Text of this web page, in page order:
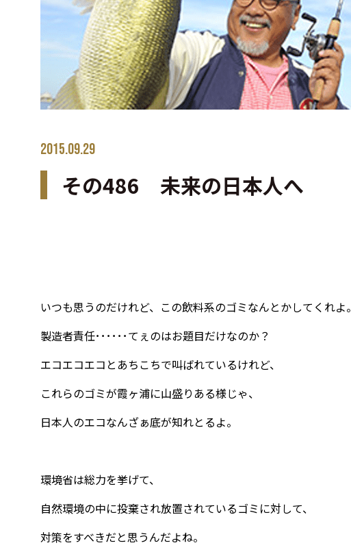
2015.09.29
その486 未来の日本人へ
いつも思うのだけれど、この飲料系のゴミなんとかしてくれよ。
製造者責任･･････てぇのはお題目だけなのか？
エコエコエコとあちこちで叫ばれているけれど、
これらのゴミが霞ヶ浦に山盛りある様じゃ、
日本人のエコなんざぁ底が知れとるよ。
環境省は総力を挙げて、
自然環境の中に投棄され放置されているゴミに対して、
対策をすべきだと思うんだよね。